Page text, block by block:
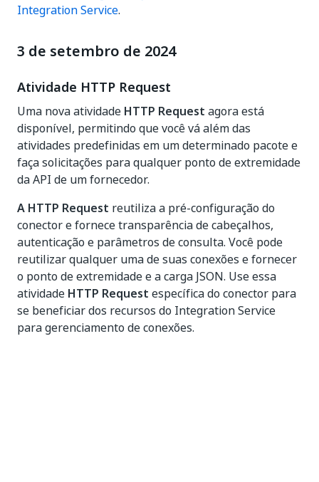
Integration Service.
3 de setembro de 2024
Atividade HTTP Request
Uma nova atividade HTTP Request agora está
disponível, permitindo que você vá além das
atividades predefinidas em um determinado pacote e
faça solicitações para qualquer ponto de extremidade
da API de um fornecedor.
A HTTP Request reutiliza a pré-configuração do
conector e fornece transparência de cabeçalhos,
autenticação e parâmetros de consulta. Você pode
reutilizar qualquer uma de suas conexões e fornecer
o ponto de extremidade e a carga JSON. Use essa
atividade HTTP Request específica do conector para
se beneficiar dos recursos do Integration Service
para gerenciamento de conexões.